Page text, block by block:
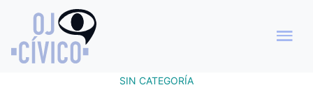
SIN CATEGORÍA